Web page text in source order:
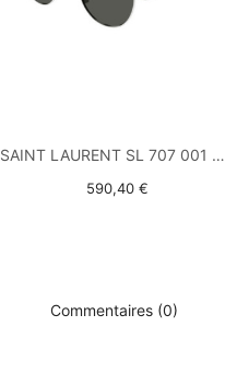
SAINT LAURENT SL 707 001 ARGENT
590,40 €
Commentaires (0)